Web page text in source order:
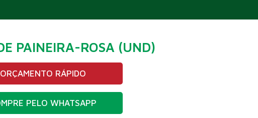
PAINEIRA-ROSA (UND)
ORÇAMENTO RÁPIDO
PELO WHATSAPP